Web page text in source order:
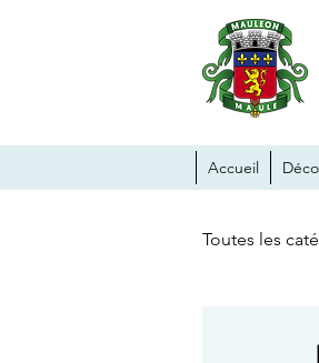
Accueil
Toutes les